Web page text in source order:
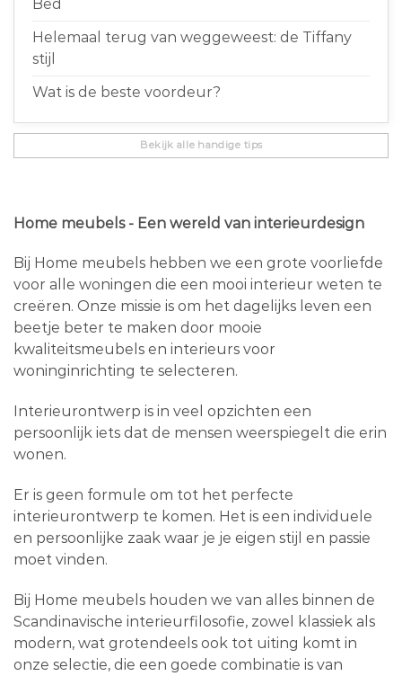
Bed
Helemaal terug van weggeweest: de Tiffany
stijl
Wat is de beste voordeur?
Bekijk alle handige tips
Home meubels - Een wereld van interieurdesign
Bij Home meubels hebben we een grote voorliefde
voor alle woningen die een mooi interieur weten te
creëren. Onze missie is om het dagelijks leven een
beetje beter te maken door mooie
kwaliteitsmeubels en interieurs voor
woninginrichting te selecteren.
Interieurontwerp is in veel opzichten een
persoonlijk iets dat de mensen weerspiegelt die erin
wonen.
Er is geen formule om tot het perfecte
interieurontwerp te komen. Het is een individuele
en persoonlijke zaak waar je je eigen stijl en passie
moet vinden.
Bij Home meubels houden we van alles binnen de
Scandinavische interieurfilosofie, zowel klassiek als
modern, wat grotendeels ook tot uiting komt in
onze selectie, die een goede combinatie is van